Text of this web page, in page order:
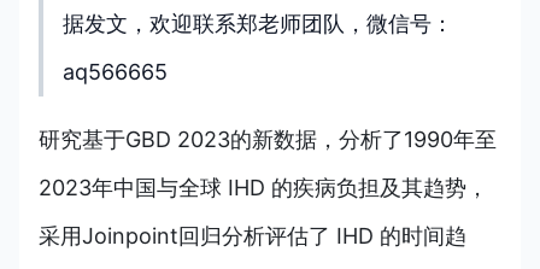
据发文，欢迎联系郑老师团队，微信号：
aq566665
研究基于GBD 2023的新数据，分析了1990年至
2023年中国与全球 IHD 的疾病负担及其趋势，
采用Joinpoint回归分析评估了 IHD 的时间趋